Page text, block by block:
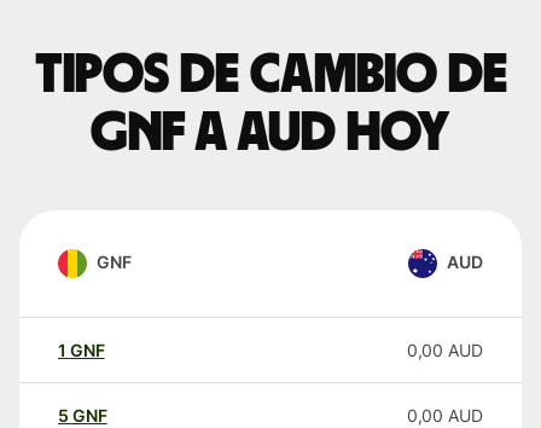
Tipos de cambio de
GNF a AUD hoy
GNF AUD
1 GNF 0,00 AUD
5 GNF 0,00 AUD